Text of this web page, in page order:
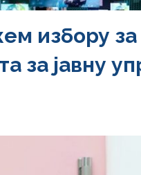
избору за
за јавну